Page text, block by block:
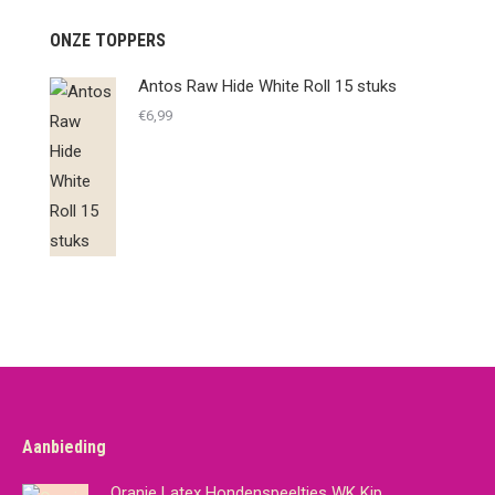
ONZE TOPPERS
Antos Raw Hide White Roll 15 stuks
€6,99
Aanbieding